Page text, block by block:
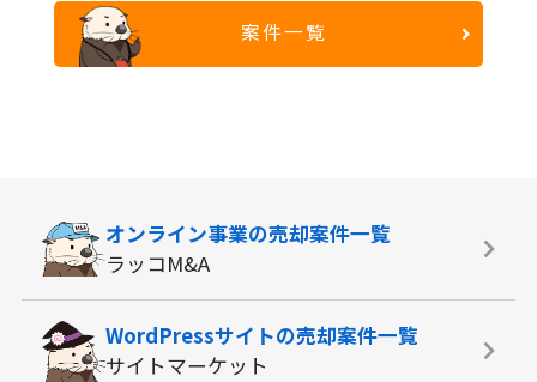
案件一覧
オンライン事業の売却案件一覧
ラッコM&A
WordPressサイトの売却案件一覧
サイトマーケット